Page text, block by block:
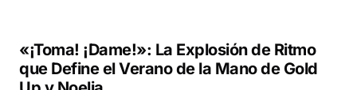
«¡Toma! ¡Dame!»: La Explosión de Ritmo
que Define el Verano de la Mano de Gold